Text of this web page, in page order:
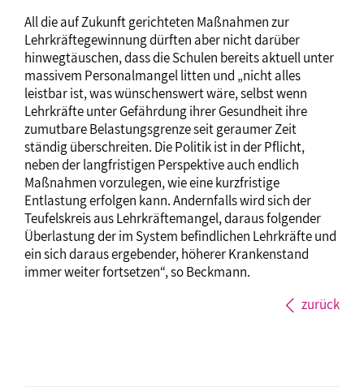
All die auf Zukunft gerichteten Maßnahmen zur
Lehrkräftegewinnung dürften aber nicht darüber
hinwegtäuschen, dass die Schulen bereits aktuell unter
massivem Personalmangel litten und „nicht alles
leistbar ist, was wünschenswert wäre, selbst wenn
Lehrkräfte unter Gefährdung ihrer Gesundheit ihre
zumutbare Belastungsgrenze seit geraumer Zeit
ständig überschreiten. Die Politik ist in der Pflicht,
neben der langfristigen Perspektive auch endlich
Maßnahmen vorzulegen, wie eine kurzfristige
Entlastung erfolgen kann. Andernfalls wird sich der
Teufelskreis aus Lehrkräftemangel, daraus folgender
Überlastung der im System befindlichen Lehrkräfte und
ein sich daraus ergebender, höherer Krankenstand
immer weiter fortsetzen“, so Beckmann.
zurück